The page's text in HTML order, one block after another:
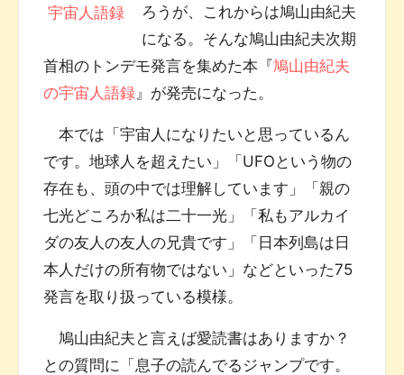
ろうが、これからは鳩山由紀夫
になる。そんな鳩山由紀夫次期
首相のトンデモ発言を集めた本『鳩山由紀夫
の宇宙人語録 』が発売になった。
本では「宇宙人になりたいと思っているん
です。地球人を超えたい」「UFOという物の
存在も、頭の中では理解しています」「親の
七光どころか私は二十一光」「私もアルカイ
ダの友人の友人の兄貴です」「日本列島は日
本人だけの所有物ではない」などといった75
発言を取り扱っている模様。
鳩山由紀夫と言えば愛読書はありますか？
との質問に「息子の読んでるジャンプです。